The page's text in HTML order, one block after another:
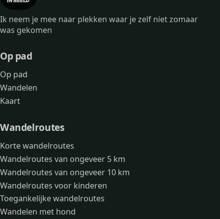
Ik neem je mee naar plekken waar je zelf niet zomaar
was gekomen
Op pad
Op pad
Wandelen
Kaart
Wandelroutes
Korte wandelroutes
Wandelroutes van ongeveer 5 km
Wandelroutes van ongeveer 10 km
Wandelroutes voor kinderen
Toegankelijke wandelroutes
Wandelen met hond